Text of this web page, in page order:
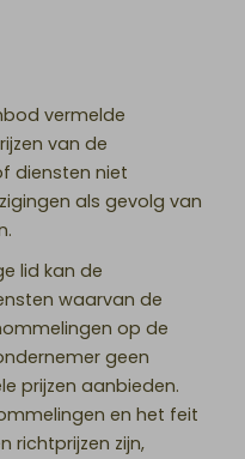
vermelde
van de
diensten niet
als gevolg van
lid kan de
waarvan de
op de
geen
prijzen aanbieden.
en het feit
richtprijzen zijn,